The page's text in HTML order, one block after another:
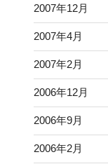
2007年12月
2007年4月
2007年2月
2006年12月
2006年9月
2006年2月